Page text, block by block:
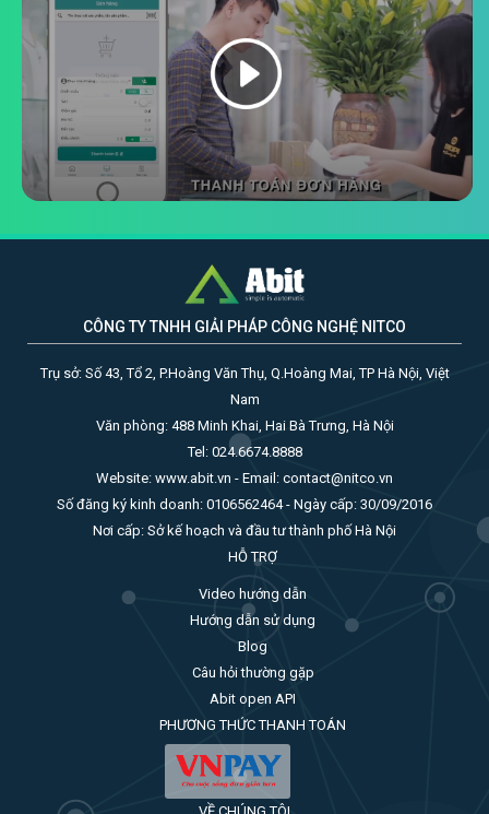
CÔNG TY TNHH GIẢI PHÁP CÔNG NGHỆ NITCO
Trụ sở: Số 43, Tổ 2, P.Hoàng Văn Thụ, Q.Hoàng Mai, TP Hà Nội, Việt
Nam
Văn phòng: 488 Minh Khai, Hai Bà Trưng, Hà Nội
Tel: 024.6674.8888
Website: www.abit.vn - Email: contact@nitco.vn
Số đăng ký kinh doanh: 0106562464 - Ngày cấp: 30/09/2016
Nơi cấp: Sở kế hoạch và đầu tư thành phố Hà Nội
HỖ TRỢ
Video hướng dẫn
Hướng dẫn sử dụng
Blog
Câu hỏi thường gặp
Abit open API
PHƯƠNG THỨC THANH TOÁN